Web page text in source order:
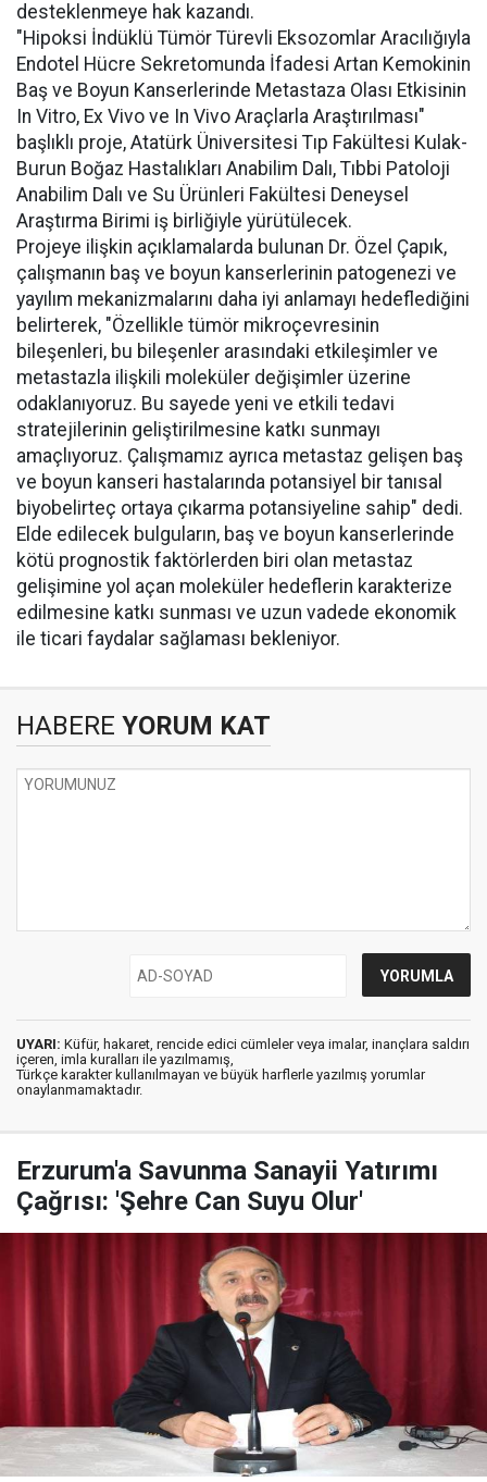
desteklenmeye hak kazandı.
"Hipoksi İndüklü Tümör Türevli Eksozomlar Aracılığıyla
Endotel Hücre Sekretomunda İfadesi Artan Kemokinin
Baş ve Boyun Kanserlerinde Metastaza Olası Etkisinin
In Vitro, Ex Vivo ve In Vivo Araçlarla Araştırılması"
başlıklı proje, Atatürk Üniversitesi Tıp Fakültesi Kulak-
Burun Boğaz Hastalıkları Anabilim Dalı, Tıbbi Patoloji
Anabilim Dalı ve Su Ürünleri Fakültesi Deneysel
Araştırma Birimi iş birliğiyle yürütülecek.
Projeye ilişkin açıklamalarda bulunan Dr. Özel Çapık,
çalışmanın baş ve boyun kanserlerinin patogenezi ve
yayılım mekanizmalarını daha iyi anlamayı hedeflediğini
belirterek, "Özellikle tümör mikroçevresinin
bileşenleri, bu bileşenler arasındaki etkileşimler ve
metastazla ilişkili moleküler değişimler üzerine
odaklanıyoruz. Bu sayede yeni ve etkili tedavi
stratejilerinin geliştirilmesine katkı sunmayı
amaçlıyoruz. Çalışmamız ayrıca metastaz gelişen baş
ve boyun kanseri hastalarında potansiyel bir tanısal
biyobelirteç ortaya çıkarma potansiyeline sahip" dedi.
Elde edilecek bulguların, baş ve boyun kanserlerinde
kötü prognostik faktörlerden biri olan metastaz
gelişimine yol açan moleküler hedeflerin karakterize
edilmesine katkı sunması ve uzun vadede ekonomik
ile ticari faydalar sağlaması bekleniyor.
HABERE YORUM KAT
UYARI: Küfür, hakaret, rencide edici cümleler veya imalar, inançlara saldırı
içeren, imla kuralları ile yazılmamış,
Türkçe karakter kullanılmayan ve büyük harflerle yazılmış yorumlar
onaylanmamaktadır.
Erzurum'a Savunma Sanayii Yatırımı
Çağrısı: 'Şehre Can Suyu Olur'